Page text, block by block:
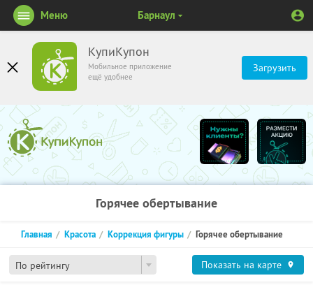
КупиКупон
Мобильное приложение
ещё удобнее
Загрузить
Меню Барнаул
Горячее обертывание
По рейтингу
Главная Красота Коррекция фигуры Горячее обертывание
Показать на карте